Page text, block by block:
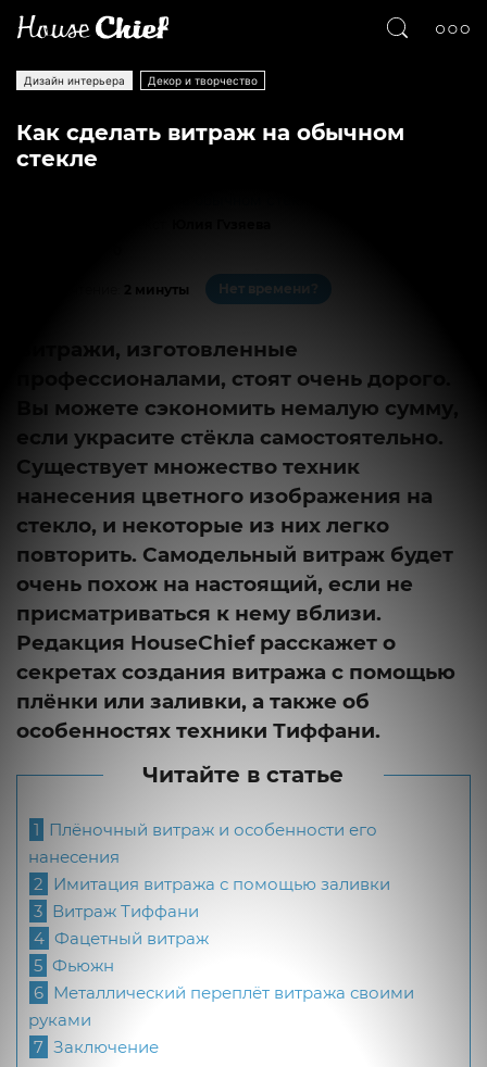
Дизайн интерьера Декор и творчество
Как сделать витраж на обычном
стекле
2 минуты Нет времени?
Витражи, изготовленные
профессионалами, стоят очень дорого.
Вы можете сэкономить немалую сумму,
если украсите стёкла самостоятельно.
Существует множество техник
нанесения цветного изображения на
стекло, и некоторые из них легко
повторить. Самодельный витраж будет
очень похож на настоящий, если не
присматриваться к нему вблизи.
Редакция HouseChief расскажет о
секретах создания витража с помощью
плёнки или заливки, а также об
особенностях техники Тиффани.
Читайте в статье
1 Плёночный витраж и особенности его
нанесения
2 Имитация витража с помощью заливки
3 Витраж Тиффани
4 Фацетный витраж
5 Фьюжн
6 Металлический переплёт витража своими
руками
7 Заключение